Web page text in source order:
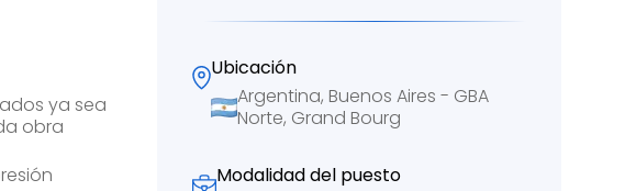
ya sea
obra
Ubicación
Argentina, Buenos Aires - GBA
Norte, Grand Bourg
Modalidad del puesto